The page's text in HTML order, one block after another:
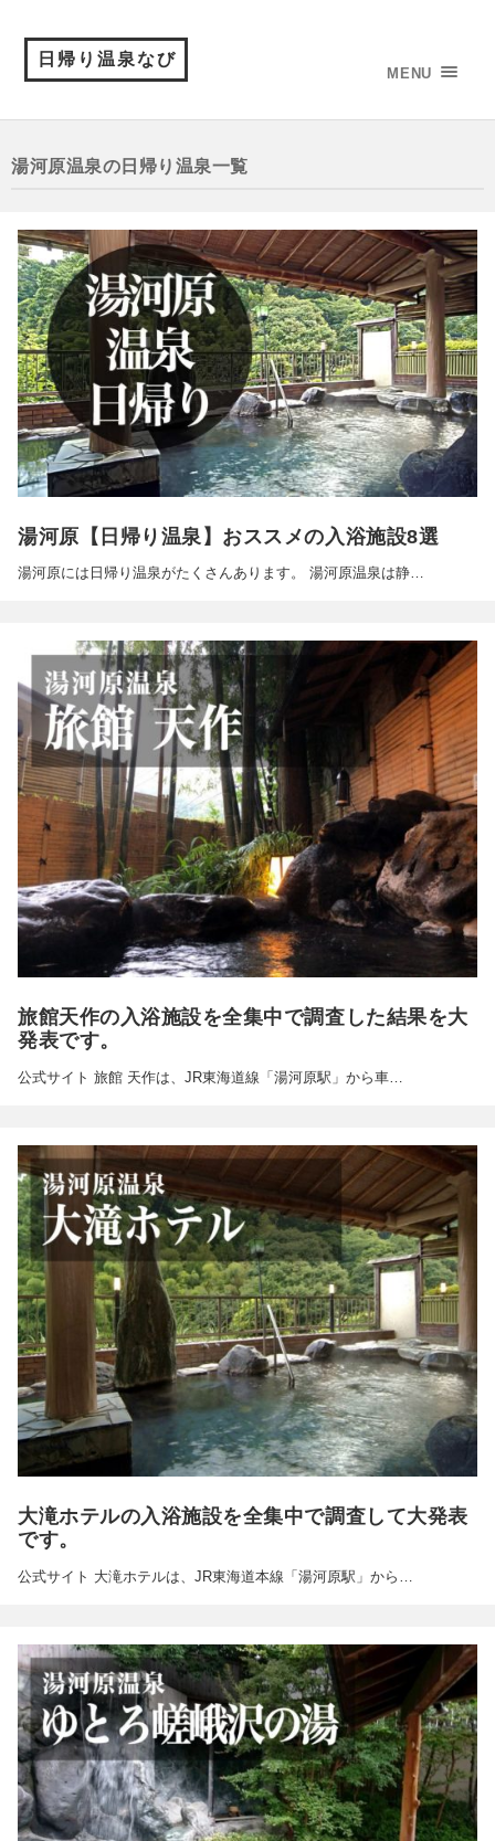
日帰り温泉なび
MENU
湯河原温泉の日帰り温泉一覧
湯河原【日帰り温泉】おススメの入浴施設8選
湯河原には日帰り温泉がたくさんあります。 湯河原温泉は静…
旅館天作の入浴施設を全集中で調査した結果を大
発表です。
公式サイト 旅館 天作は、JR東海道線「湯河原駅」から車…
大滝ホテルの入浴施設を全集中で調査して大発表
です。
公式サイト 大滝ホテルは、JR東海道本線「湯河原駅」から…